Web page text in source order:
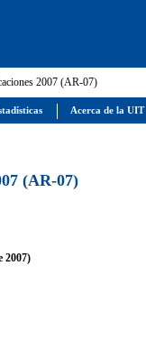
2007 (AR-07)
(AR-07)
2007)
Acerca de la UIT